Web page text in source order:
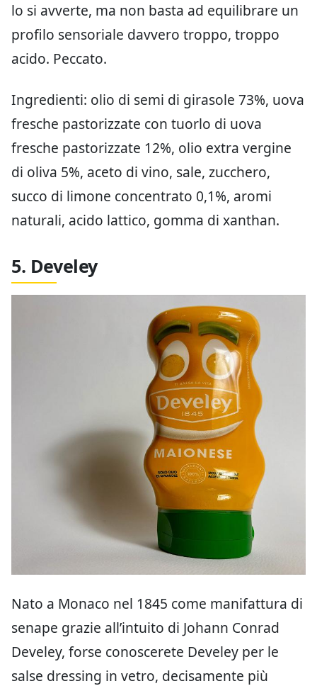
lo si avverte, ma non basta ad equilibrare un
profilo sensoriale davvero troppo, troppo
acido. Peccato.
Ingredienti: olio di semi di girasole 73%, uova
fresche pastorizzate con tuorlo di uova
fresche pastorizzate 12%, olio extra vergine
di oliva 5%, aceto di vino, sale, zucchero,
succo di limone concentrato 0,1%, aromi
naturali, acido lattico, gomma di xanthan.
5. Develey
Nato a Monaco nel 1845 come manifattura di
senape grazie all’intuito di Johann Conrad
Develey, forse conoscerete Develey per le
salse dressing in vetro, decisamente più